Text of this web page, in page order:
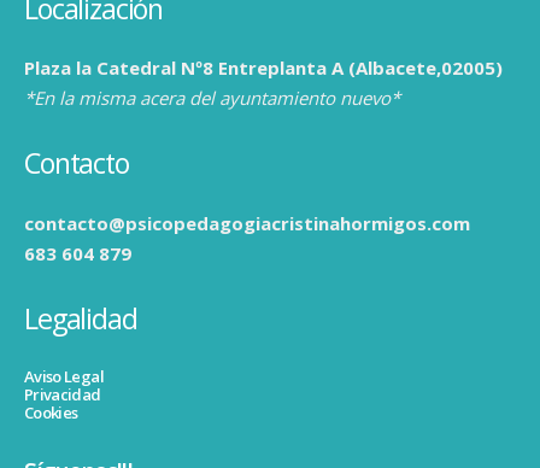
Localización
Plaza la Catedral Nº8 Entreplanta A (Albacete,02005)
*En la misma acera del ayuntamiento nuevo*
Contacto
contacto@psicopedagogiacristinahormigos.com
683 604 879
Legalidad
Aviso Legal
Privacidad
Cookies